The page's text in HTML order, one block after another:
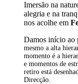
Imersão na
alegria e na
nos acolhe em
Damos início ao
mesmo a alta
momento é a
e momentos de
retiro está
Direcção.